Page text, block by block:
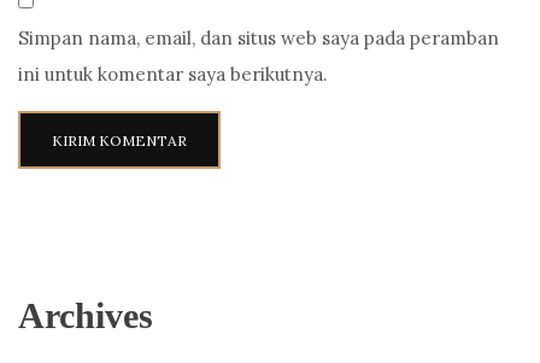
Simpan nama, email, dan situs web saya pada peramban
ini untuk komentar saya berikutnya.
Archives